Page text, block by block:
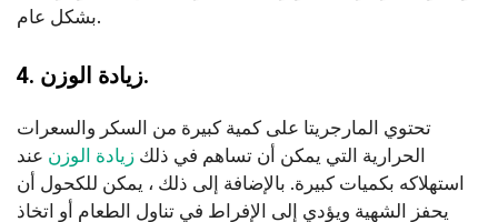
بشكل عام.
4. زيادة الوزن.
تحتوي المارجريتا على كمية كبيرة من السكر والسعرات
الحرارية التي يمكن أن تساهم في ذلك زيادة الوزن عند
استهلاكه بكميات كبيرة. بالإضافة إلى ذلك ، يمكن للكحول أن
يحفز الشهية ويؤدي إلى الإفراط في تناول الطعام أو اتخاذ